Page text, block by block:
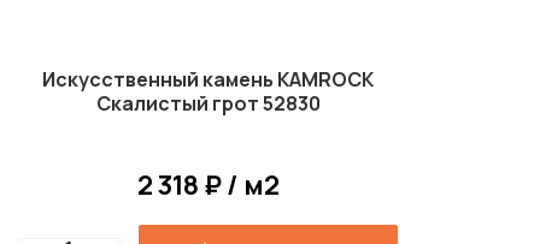
Искусственный камень KAMROCK
Скалистый грот 52830
2 318 ₽ / м2